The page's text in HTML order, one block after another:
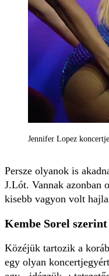
Jennifer Lopez
Persze olyanok is
J.Lót. Vannak azonban
kisebb vagyon volt
Kembe Sorel
Közéjük tartozik a
egy olyan